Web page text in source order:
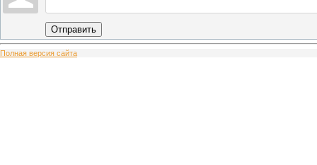
Отправить
Полная версия сайта